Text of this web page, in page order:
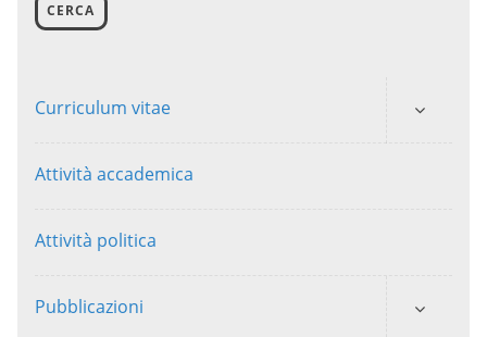
CERCA
Curriculum vitae
Attività accademica
Attività politica
Pubblicazioni